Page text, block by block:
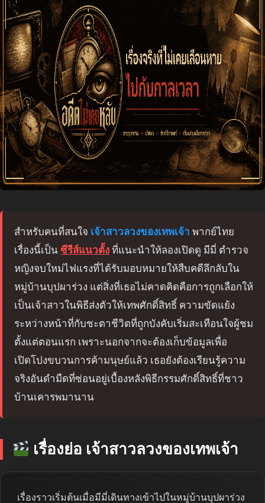
สำหรับคนที่สนใจ เจ้าสาวลวงของเทพเจ้า พากย์ไทย
เรื่องนี้เป็น ซีรีส์แนวตั้ง ที่แนะนำให้ลองเปิดดู มีมี่ ตำรวจ
หญิงจบใหม่ไฟแรงที่ได้รับมอบหมายให้สืบคดีลึกลับใน
หมู่บ้านบุปผาร่วง แต่สิ่งที่เธอไม่คาดคิดคือการถูกเลือกให้
เป็นเจ้าสาวในพิธีส่งตัวให้เทพศักดิ์สิทธิ์ ความขัดแย้ง
ระหว่างหน้าที่กับชะตาชีวิตที่ถูกบังคับเริ่มสะเทือนใจผู้ชม
ตั้งแต่ตอนแรก เพราะนอกจากจะต้องเก็บข้อมูลเพื่อ
เปิดโปงขบวนการค้ามนุษย์แล้ว เธอยังต้องเรียนรู้ความ
จริงอันดำมืดที่ซ่อนอยู่เบื้องหลังพิธีกรรมศักดิ์สิทธิ์ที่ชาว
บ้านเคารพมานาน
เรื่องย่อ เจ้าสาวลวงของเทพเจ้า
เรื่องราวเริ่มต้นเมื่อมีมี่เดินทางเข้าไปในหมู่บ้านบุปผาร่วง